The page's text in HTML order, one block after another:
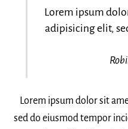
Lorem ipsum
adipisicing elit,
Lorem ipsum dolor sit
sed do eiusmod tempor